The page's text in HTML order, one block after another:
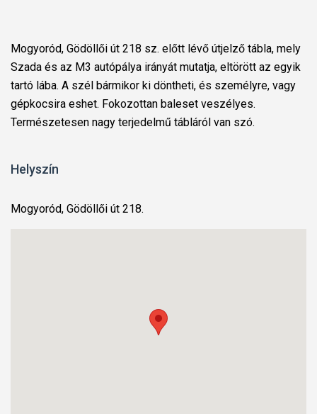
Mogyoród, Gödöllői út 218 sz. előtt lévő útjelző tábla, mely
Szada és az M3 autópálya irányát mutatja, eltörött az egyik
tartó lába. A szél bármikor ki döntheti, és személyre, vagy
gépkocsira eshet. Fokozottan baleset veszélyes.
Természetesen nagy terjedelmű tábláról van szó.
Helyszín
Mogyoród, Gödöllői út 218.